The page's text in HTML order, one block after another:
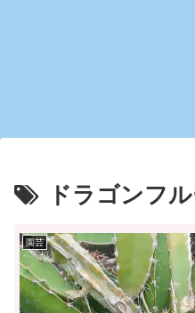
ドラゴンフ
園芸